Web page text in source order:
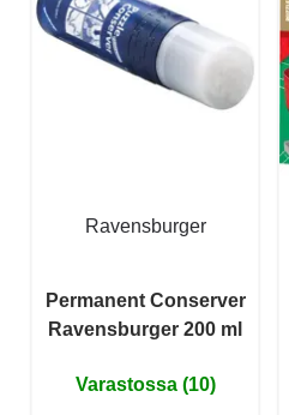
Ravensburger
Permanent Conserver
Ravensburger 200 ml
Varastossa (10)